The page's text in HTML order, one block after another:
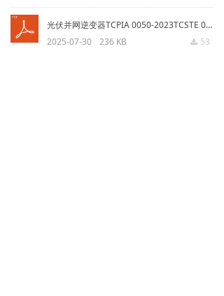
光伏并网逆变器TCPIA 0050-2023TCSTE 0215-2023 ).pdf
끂 53
2025-07-30 236 KB